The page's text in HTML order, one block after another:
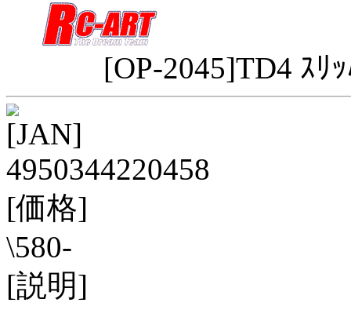
[OP-2045]TD4 ｽﾘ
[JAN]
4950344220458
[価格]
\580-
[説明]